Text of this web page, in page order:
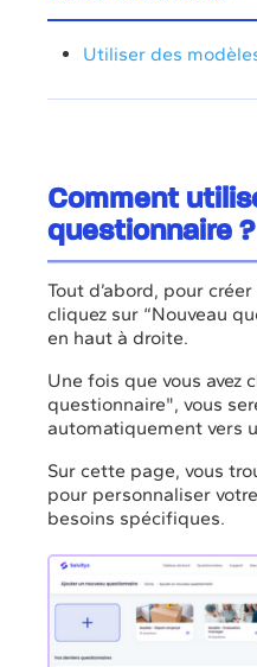
Utiliser des
Comment
questionnaire ?
Tout d’abord, pour
cliquez sur “Nouveau
en haut à droite.
Une fois que vous avez
questionnaire", vous
automatiquement vers
Sur cette page, vous
pour personnaliser
besoins spécifiques.